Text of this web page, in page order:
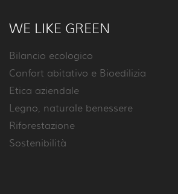
WE LIKE GREEN
Bilancio ecologico
Confort abitativo e Bioedilizia
Etica aziendale
Legno, naturale benessere
Riforestazione
Sostenibilità